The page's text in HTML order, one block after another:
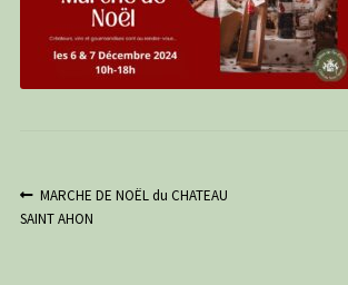
Navigation
de
Article
précédent :
MARCHE DE NOËL du CHATEAU
SAINT AHON